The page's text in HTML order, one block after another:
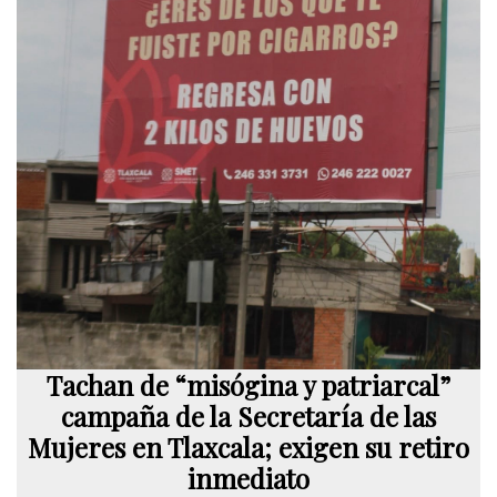
Tachan de “misógina y patriarcal”
campaña de la Secretaría de las
Mujeres en Tlaxcala; exigen su retiro
inmediato